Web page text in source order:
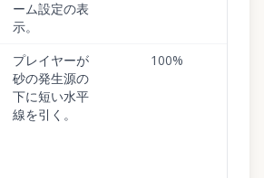
ーム設定の表
示。
プレイヤーが
砂の発生源の
下に短い水平
線を引く。
100%